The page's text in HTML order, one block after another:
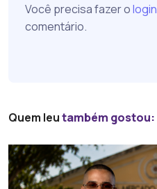
Você precisa fazer ologin
comentário.
Quem leutambém gostou: